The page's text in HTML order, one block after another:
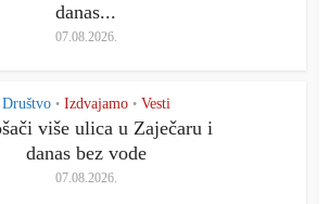
danas...
07.08.2026.
Društvo • Izdvajamo • Vesti
više ulica u Zaječaru i
danas bez vode
07.08.2026.